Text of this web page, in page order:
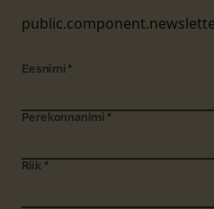
Eesnimi *
Perekonnanimi *
Riik *